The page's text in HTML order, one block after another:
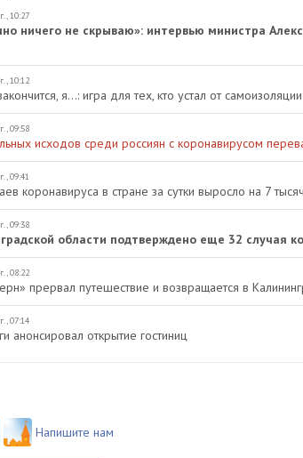
10:27
ничего не скрываю»: интервью министра
10:12
я…: игра для тех, кто устал от самоизоляции
09:58
исходов среди россиян с коронавирусом
09:41
коронавируса в стране за сутки выросло на 7 тысяч
09:38
области подтверждено еще 32 случая
08:22
прервал путешествие и возвращается в
07:14
анонсировал открытие гостиниц
Напишите нам